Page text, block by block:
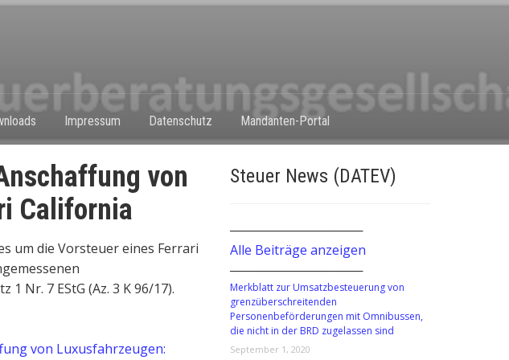
Impressum Datenschutz Mandanten-Portal
von
California
um die Vorsteuer eines Ferrari
1 Nr. 7 EStG (Az. 3 K 96/17).
von Luxusfahrzeugen:
Steuer News (DATEV)
───────────────
Alle Beiträge anzeigen
───────────────
Merkblatt zur Umsatzbesteuerung von
grenzüberschreitenden
Personenbeförderungen mit Omnibussen,
die nicht in der BRD zugelassen sind
September 1, 2020